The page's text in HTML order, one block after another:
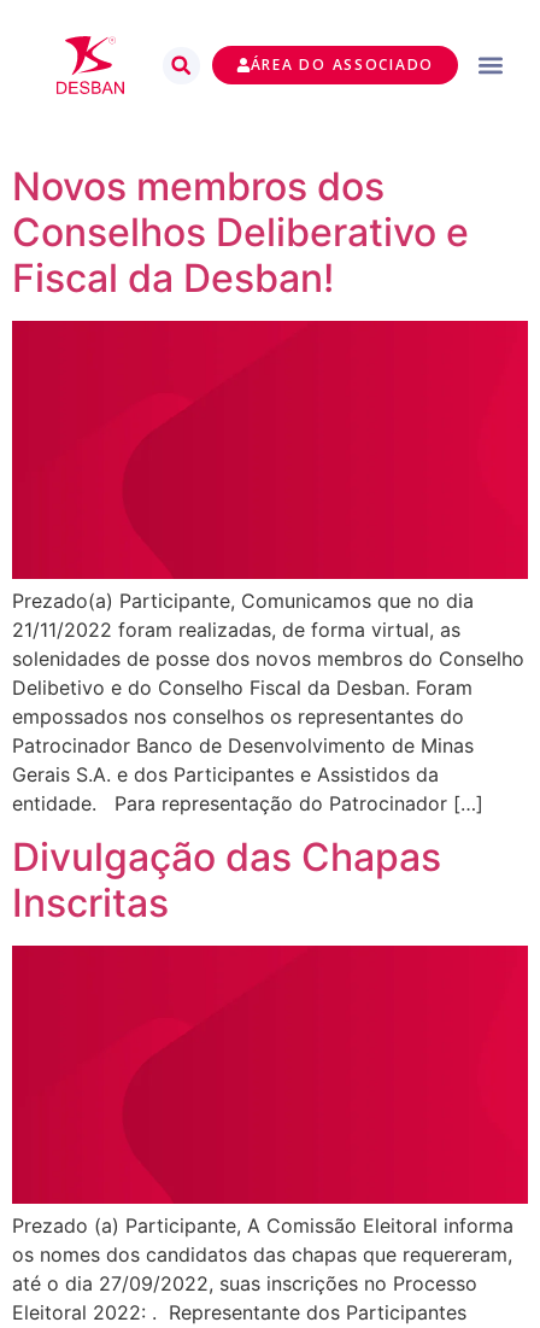
ÁREA DO ASSOCIADO
Novos membros dos
Conselhos Deliberativo e
Fiscal da Desban!
Prezado(a) Participante, Comunicamos que no dia
21/11/2022 foram realizadas, de forma virtual, as
solenidades de posse dos novos membros do Conselho
Delibetivo e do Conselho Fiscal da Desban. Foram
empossados nos conselhos os representantes do
Patrocinador Banco de Desenvolvimento de Minas
Gerais S.A. e dos Participantes e Assistidos da
entidade. Para representação do Patrocinador […]
Divulgação das Chapas
Inscritas
Prezado (a) Participante, A Comissão Eleitoral informa
os nomes dos candidatos das chapas que requereram,
até o dia 27/09/2022, suas inscrições no Processo
Eleitoral 2022: . Representante dos Participantes